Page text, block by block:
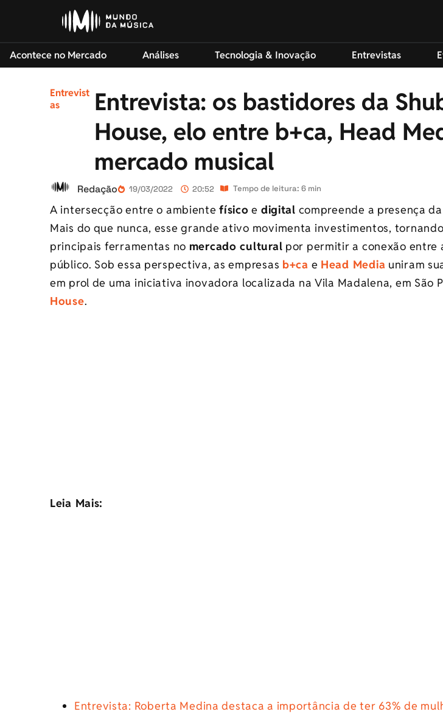
Acontece no Mercado Análises Tecnologia & Inovação Entrevistas
Entrevist
as
Entrevista: os bastidores da
House, elo entre b+ca, Head
mercado musical
Redação 19/03/2022 20:52 Tempo de leitura: 6 min
A intersecção entre o ambientefísico e digital compreende a presença da
Mais do que nunca, esse grande ativo movimenta investimentos,
principais ferramentas no mercado cultural por permitir a conexão entre
público. Sob essa perspectiva, as empresas b+ca e Head Media uniram
em prol de uma iniciativa inovadora localizada na Vila Madalena, em São
House.
Leia Mais:
Entrevista: Roberta Medina destaca a importância de ter 63% de